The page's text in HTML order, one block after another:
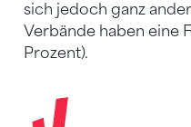
sich jedoch ganz
Verbände haben eine
Prozent).